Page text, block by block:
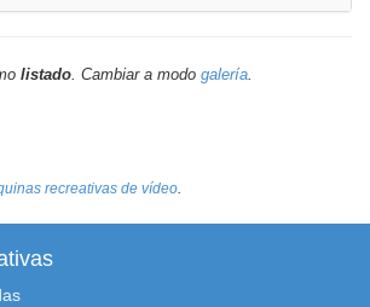
listado. Cambiar a modo galería.
recreativas de vídeo.